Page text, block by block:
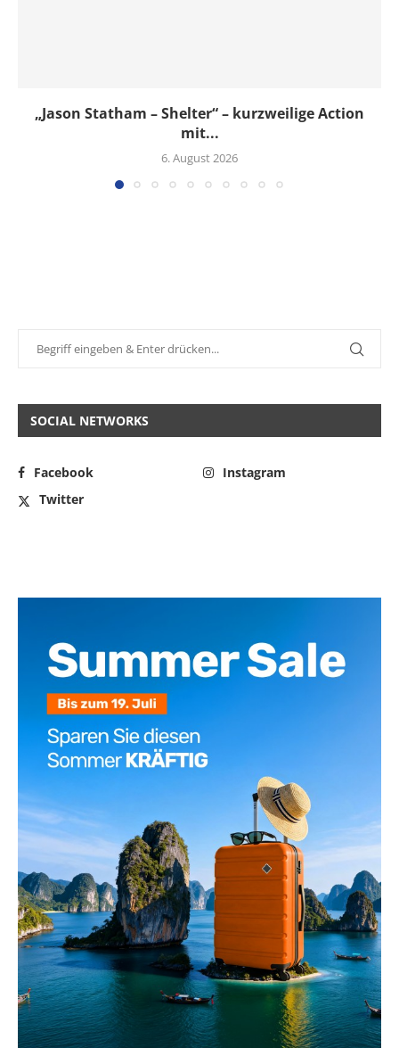
„Jason Statham – Shelter“ – kurzweilige Action
mit...
6. August 2026
SOCIAL NETWORKS
Facebook
Instagram
Twitter